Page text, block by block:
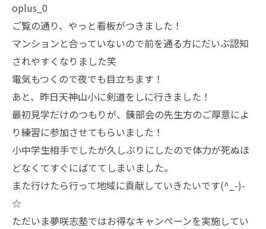
oplus_0
ご覧の通り、やっと看板がつきました！
マンションと合っていないので前を通る方にだいぶ認知
されやすくなりました笑
電気もつくので夜でも目立ちます！
あと、昨日天神山小に剣道をしに行きました！
最初見学だけのつもりが、錬部会の先生方のご厚意によ
り練習に参加させてもらいました！
小中学生相手でしたが久しぶりにしたので体力が死ぬほ
どなくてすぐにばててしまいました。
また行けたら行って地域に貢献していきたいです(^_-)-
☆
ただいま夢咲志塾ではお得なキャンペーンを実施してい